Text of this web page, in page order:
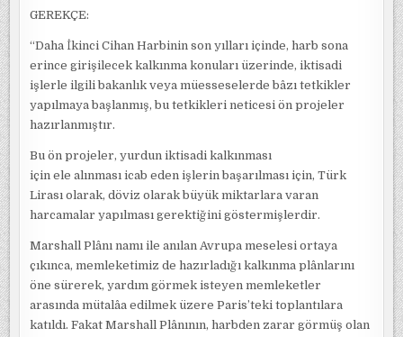
GEREKÇE:
“Daha İkinci Cihan Harbinin son yılları içinde, harb sona
erince girişilecek kalkınma konuları üzerinde, iktisadi
işlerle ilgili bakanlık veya müesseselerde bâzı tetkikler
yapılmaya başlanmış, bu tetkikleri neticesi ön projeler
hazırlanmıştır.
Bu ön projeler, yurdun iktisadi kalkınması
için ele alınması icab eden işlerin başarılması için, Türk
Lirası olarak, döviz olarak büyük miktarlara varan
harcamalar yapılması gerektiğini göstermişlerdir.
Marshall Plânı namı ile anılan Avrupa meselesi ortaya
çıkınca, memleketimiz de hazırladığı kalkınma plânlarını
öne sürerek, yardım görmek isteyen memleketler
arasında mütalâa edilmek üzere Paris’teki toplantılara
katıldı. Fakat Marshall Plânının, harbden zarar görmüş olan